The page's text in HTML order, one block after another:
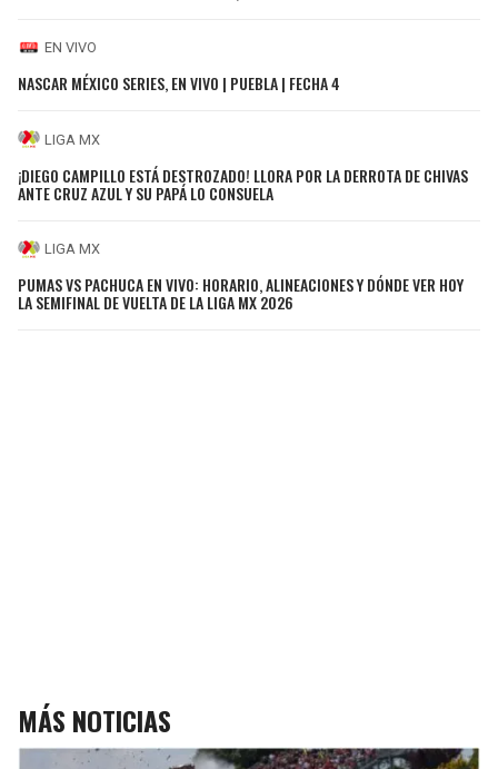
EN VIVO
NASCAR MÉXICO SERIES, EN VIVO | PUEBLA | FECHA 4
LIGA MX
¡DIEGO CAMPILLO ESTÁ DESTROZADO! LLORA POR LA DERROTA DE CHIVAS
ANTE CRUZ AZUL Y SU PAPÁ LO CONSUELA
LIGA MX
PUMAS VS PACHUCA EN VIVO: HORARIO, ALINEACIONES Y DÓNDE VER HOY
LA SEMIFINAL DE VUELTA DE LA LIGA MX 2026
MÁS NOTICIAS